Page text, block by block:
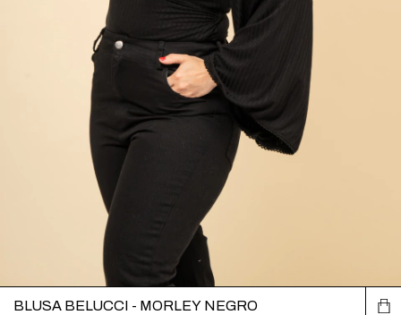
BLUSA BELUCCI - MORLEY NEGRO